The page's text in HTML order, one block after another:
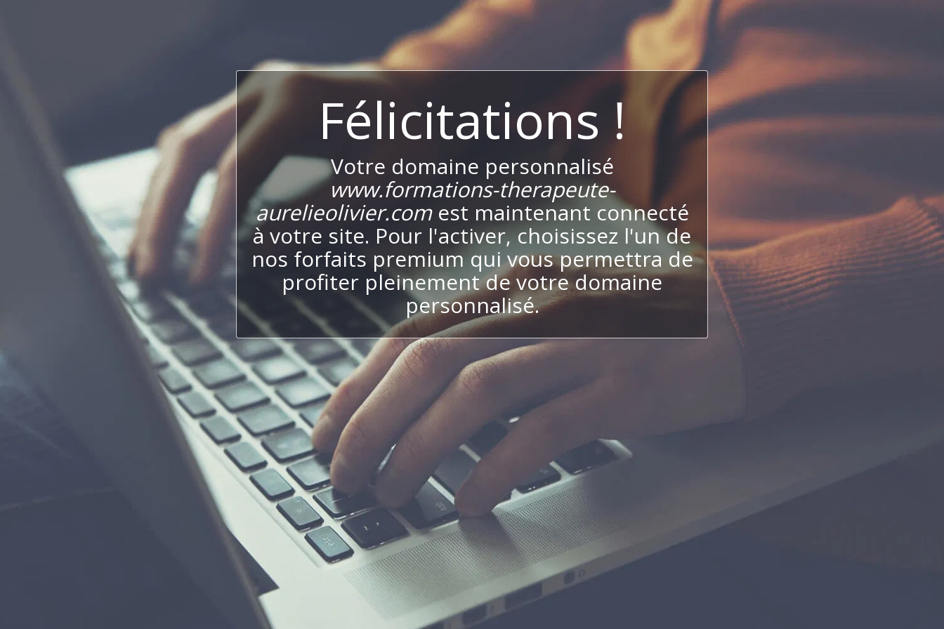
Félicitations !
Votre domaine personnalisé
www.formations-therapeute-
aurelieolivier.comest maintenant connecté
à votre site. Pour l'activer, choisissez l'un de
nos forfaits premium qui vous permettra de
profiter pleinement de votre domaine
personnalisé.